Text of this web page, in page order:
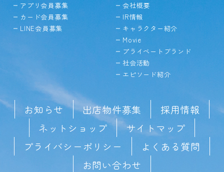
アプリ会員募集
カード会員募集
LINE会員募集
会社概要
IR情報
キャラクター紹介
Movie
プライベートブランド
社会活動
エピソード紹介
お知らせ 出店物件募集
採用情報
ネットショップ
サイトマップ
プライバシーポリシー
よくある質問
お問い合わせ